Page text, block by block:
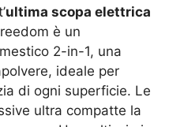
ultima scopa elettrica
è un
2-in-1, una
ideale per
di ogni superficie. Le
ultra compatte la